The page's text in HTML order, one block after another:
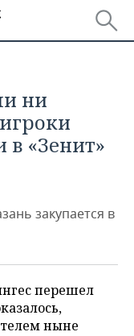
ни
в «Зенит»
закупается в
перешел
ныне